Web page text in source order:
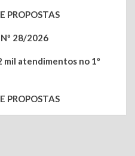
PROPOSTAS
28/2026
mil atendimentos no 1º
PROPOSTAS